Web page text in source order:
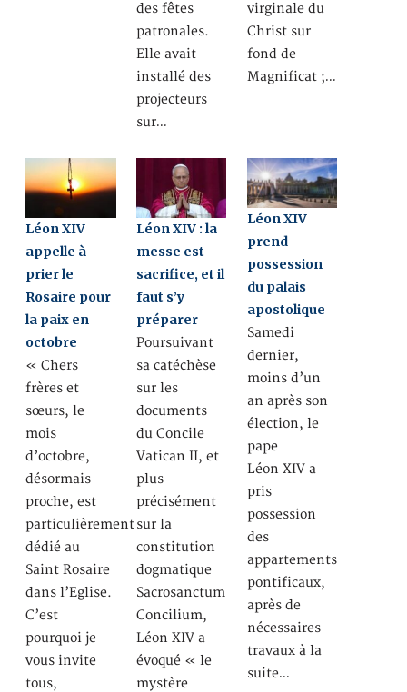
des fêtes
patronales.
Elle avait
installé des
projecteurs
sur…
virginale du
Christ sur
fond de
Magnificat ;…
Léon XIV
appelle à
prier le
Rosaire pour
la paix en
octobre
« Chers
frères et
sœurs, le
mois
d’octobre,
désormais
proche, est
particulièrement
dédié au
Saint Rosaire
dans l’Eglise.
C’est
pourquoi je
vous invite
tous,
Léon XIV : la
messe est
sacrifice, et il
faut s’y
préparer
Poursuivant
sa catéchèse
sur les
documents
du Concile
Vatican II, et
plus
précisément
sur la
constitution
dogmatique
Sacrosanctum
Concilium,
Léon XIV a
évoqué « le
mystère
Léon XIV
prend
possession
du palais
apostolique
Samedi
dernier,
moins d’un
an après son
élection, le
pape
Léon XIV a
pris
possession
des
appartements
pontificaux,
après de
nécessaires
travaux à la
suite…